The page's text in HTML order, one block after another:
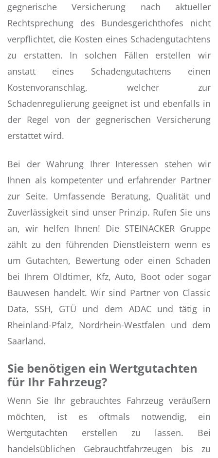
gegnerische Versicherung nach aktueller
Rechtsprechung des Bundesgerichthofes nicht
verpflichtet, die Kosten eines Schadengutachtens
zu erstatten. In solchen Fällen erstellen wir
anstatt eines Schadengutachtens einen
Kostenvoranschlag, welcher zur
Schadenregulierung geeignet ist und ebenfalls in
der Regel von der gegnerischen Versicherung
erstattet wird.
Bei der Wahrung Ihrer Interessen stehen wir
Ihnen als kompetenter und erfahrender Partner
zur Seite. Umfassende Beratung, Qualität und
Zuverlässigkeit sind unser Prinzip. Rufen Sie uns
an, wir helfen Ihnen! Die STEINACKER Gruppe
zählt zu den führenden Dienstleistern wenn es
um Gutachten, Bewertung oder einen Schaden
bei Ihrem Oldtimer, Kfz, Auto, Boot oder sogar
Bauwesen handelt. Wir sind Partner von Classic
Data, SSH, GTÜ und dem ADAC und tätig in
Rheinland-Pfalz, Nordrhein-Westfalen und dem
Saarland.
Sie benötigen ein Wertgutachten
für Ihr Fahrzeug?
Wenn Sie Ihr gebrauchtes Fahrzeug veräußern
möchten, ist es oftmals notwendig, ein
Wertgutachten erstellen zu lassen. Bei
handelsüblichen Gebrauchtfahrzeugen bis zu